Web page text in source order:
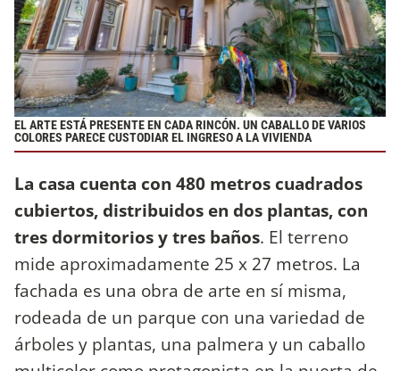
EL ARTE ESTÁ PRESENTE EN CADA RINCÓN. UN CABALLO DE VARIOS
COLORES PARECE CUSTODIAR EL INGRESO A LA VIVIENDA
La casa cuenta con 480 metros cuadrados
cubiertos, distribuidos en dos plantas, con
tres dormitorios y tres baños. El terreno
mide aproximadamente 25 x 27 metros. La
fachada es una obra de arte en sí misma,
rodeada de un parque con una variedad de
árboles y plantas, una palmera y un caballo